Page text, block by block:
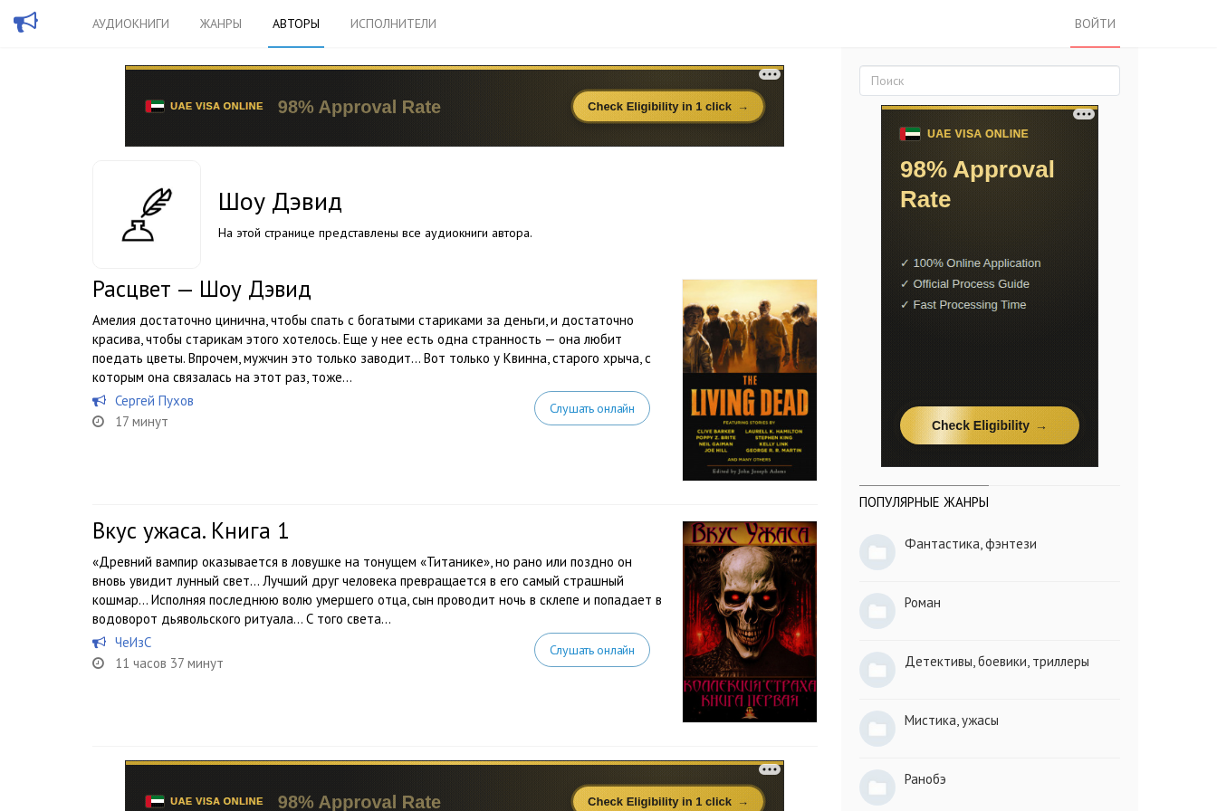
АУДИОКНИГИ ЖАНРЫ АВТОРЫ ИСПОЛНИТЕЛИ ВОЙТИ
Шоу Дэвид
На этой странице представлены все аудиокниги автора.
Расцвет — Шоу Дэвид
Амелия достаточно цинична, чтобы спать с богатыми стариками за деньги, и достаточно
красива, чтобы старикам этого хотелось. Еще у нее есть одна странность — она любит
поедать цветы. Впрочем, мужчин это только заводит... Вот только у Квинна, старого хрыча, с
которым она связалась на этот раз, тоже...
Сергей Пухов
17 минут
Слушать онлайн
Вкус ужаса. Книга 1
«Древний вампир оказывается в ловушке на тонущем «Титанике», но рано или поздно он
вновь увидит лунный свет… Лучший друг человека превращается в его самый страшный
кошмар… Исполняя последнюю волю умершего отца, сын проводит ночь в склепе и попадает в
водоворот дьявольского ритуала… С того света...
ЧеИзС
11 часов 37 минут
Слушать онлайн
ПОПУЛЯРНЫЕ ЖАНРЫ
Фантастика, фэнтези
Роман
Детективы, боевики, триллеры
Мистика, ужасы
Ранобэ